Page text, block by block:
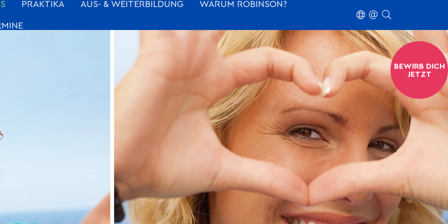
PRAKTIKA AUS- & WEITERBILDUNG WARUM ROBINSON?
BEWIRB DICH
JETZT